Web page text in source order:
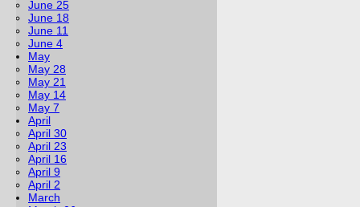
June 25
June 18
June 11
June 4
May
May 28
May 21
May 14
May 7
April
April 30
April 23
April 16
April 9
April 2
March